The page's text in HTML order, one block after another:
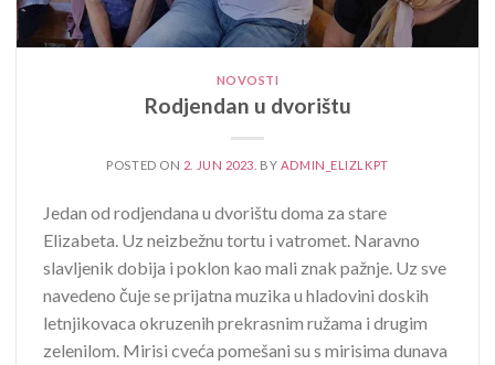
NOVOSTI
Rodjendan u dvorištu
POSTED ON 2. JUN 2023. BY ADMIN_ELIZLKPT
Jedan od rodjendana u dvorištu doma za stare
Elizabeta. Uz neizbežnu tortu i vatromet. Naravno
slavljenik dobija i poklon kao mali znak pažnje. Uz sve
navedeno čuje se prijatna muzika u hladovini doskih
letnjikovaca okruzenih prekrasnim ružama i drugim
zelenilom. Mirisi cveća pomešani su s mirisima dunava